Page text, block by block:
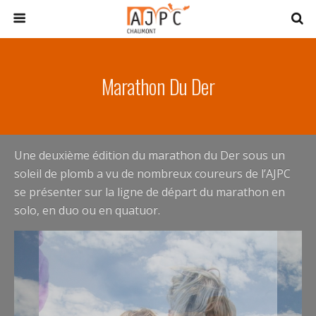
Marathon Du Der
Une deuxième édition du marathon du Der sous un
soleil de plomb a vu de nombreux coureurs de l’AJPC
se présenter sur la ligne de départ du marathon en
solo, en duo ou en quatuor.